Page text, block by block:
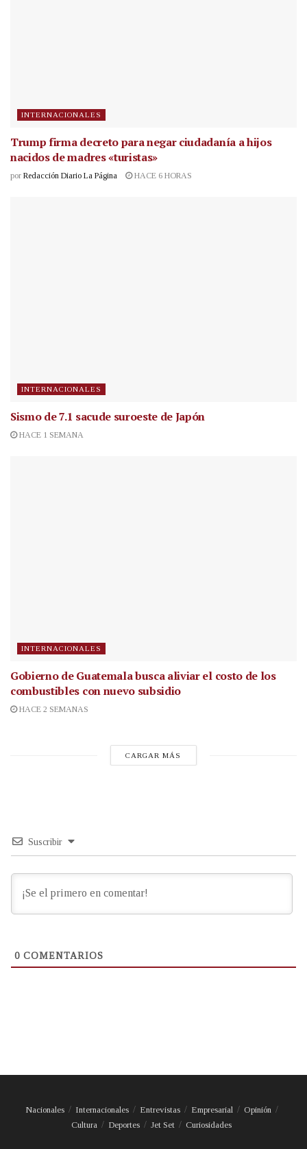
INTERNACIONALES
Trump firma decreto para negar ciudadanía a hijos
nacidos de madres «turistas»
por Redacción Diario La Página HACE 6 HORAS
INTERNACIONALES
Sismo de 7.1 sacude suroeste de Japón
HACE 1 SEMANA
INTERNACIONALES
Gobierno de Guatemala busca aliviar el costo de los
combustibles con nuevo subsidio
HACE 2 SEMANAS
CARGAR MÁS
Suscribir
0 COMENTARIOS
Nacionales Internacionales Entrevistas Empresarial
Opinión
Cultura
Deportes Jet Set Curiosidades